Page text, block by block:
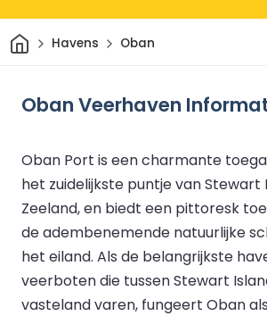
ThuisHavens Oban
Oban Veerhaven
Oban Port is een charmante
het zuidelijkste puntje van Stewart
Zeeland, en biedt een pittoresk
de adembenemende natuurlijke
het eiland. Als de belangrijkste
veerboten die tussen Stewart
vasteland varen, fungeert Oban